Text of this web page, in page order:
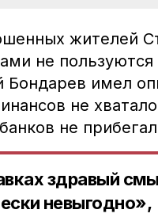
жителей
не
Бондарев имел
не
не
здравый
невыгодно»,